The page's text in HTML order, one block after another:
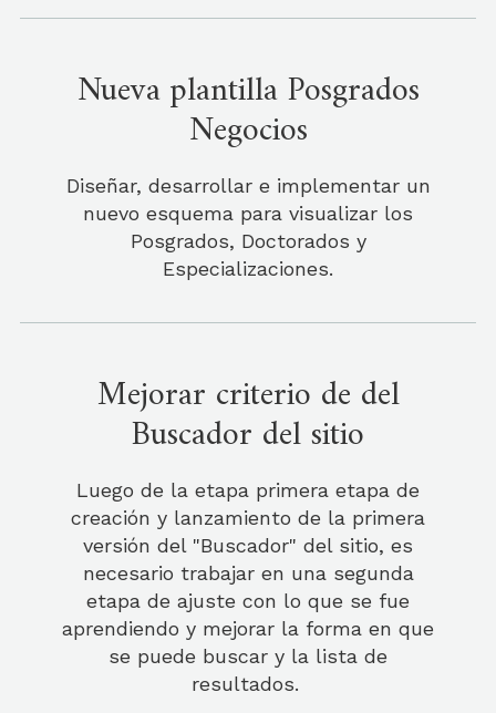
Nueva plantilla Posgrados
Negocios
Diseñar, desarrollar e implementar un
nuevo esquema para visualizar los
Posgrados, Doctorados y
Especializaciones.
Mejorar criterio de del
Buscador del sitio
Luego de la etapa primera etapa de
creación y lanzamiento de la primera
versión del "Buscador" del sitio, es
necesario trabajar en una segunda
etapa de ajuste con lo que se fue
aprendiendo y mejorar la forma en que
se puede buscar y la lista de
resultados.